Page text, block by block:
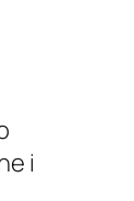
i